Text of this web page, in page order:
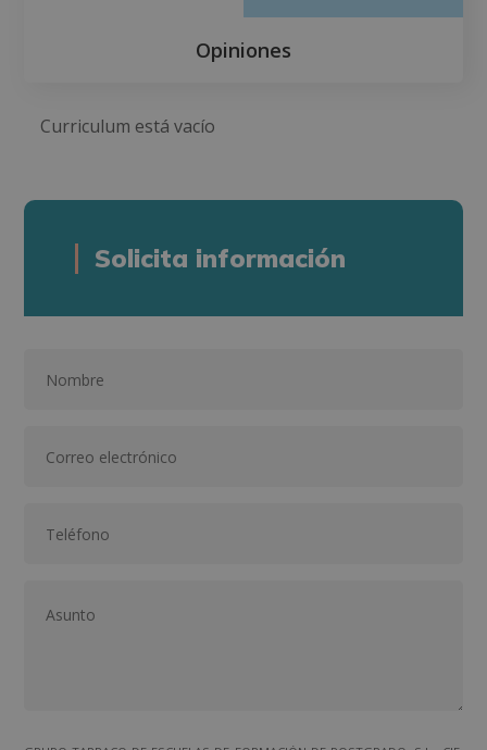
Opiniones
Curriculum está vacío
Solicita información